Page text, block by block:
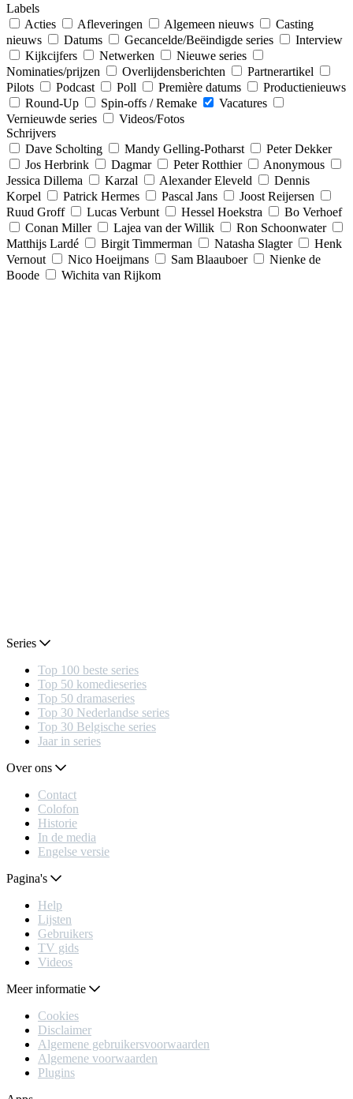
Labels
Acties
Afleveringen Algemeen nieuws
Casting
nieuws
Datums Gecancelde/Beëindigde series
Interview
Kijkcijfers
Netwerken
Nieuwe series
Nominaties/prijzen
Overlijdensberichten
Partnerartikel
Pilots
Podcast Poll Première datums
Productienieuws
Round-Up
Spin-offs / Remake
Vacatures
Vernieuwde series
Videos/Fotos
Schrijvers
Dave Scholting
Mandy Gelling-Potharst
Peter Dekker
Jos Herbrink
Dagmar Peter Rotthier
Anonymous
Jessica Dillema
Karzal Alexander Eleveld
Dennis
Korpel
Patrick Hermes Pascal Jans
Joost Reijersen
Ruud Groff
Lucas Verbunt Hessel Hoekstra
Bo Verhoef
Conan Miller
Lajea van der Willik
Ron Schoonwater
Matthijs Lardé
Birgit Timmerman Natasha Slagter
Henk
Vernout
Nico Hoeijmans Sam Blaauboer
Nienke de
Boode
Wichita van Rijkom
Series
Top 100 beste series
Top 50 komedieseries
Top 50 dramaseries
Top 30 Nederlandse series
Top 30 Belgische series
Jaar in series
Over ons
Contact
Colofon
Historie
In de media
Engelse versie
Pagina's
Help
Lijsten
Gebruikers
TV gids
Videos
Meer informatie
Cookies
Disclaimer
Algemene gebruikersvoorwaarden
Algemene voorwaarden
Plugins